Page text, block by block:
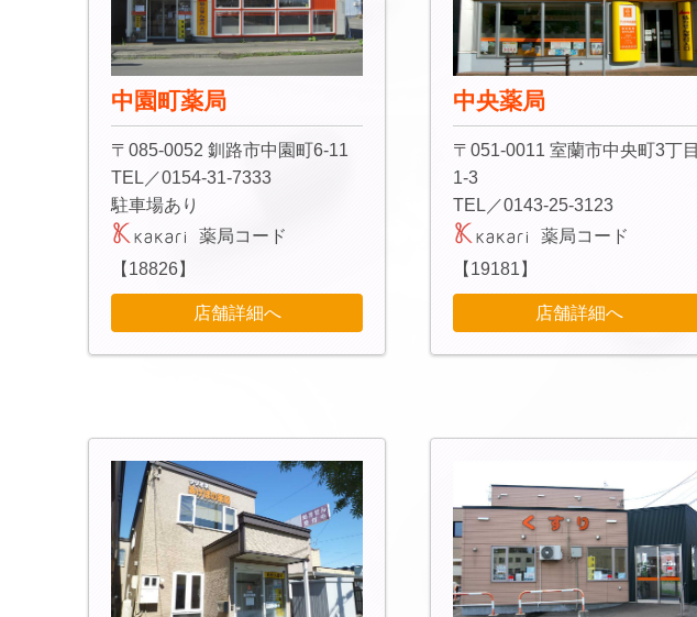
中園町薬局
〒085-0052 釧路市中園町6-11
TEL／0154-31-7333
駐車場あり
薬局コード
【18826】
店舗詳細へ
中央薬局
〒051-0011 室蘭市中央町3丁目
1-3
TEL／0143-25-3123
薬局コード
【19181】
店舗詳細へ